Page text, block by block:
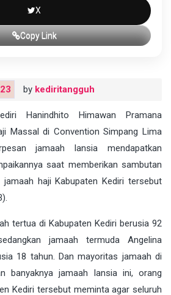
X
Copy Link
by kediritangguh
Hanindhito Himawan Pramana
Massal di Convention Simpang Lima
jamaah lansia mendapatkan
saat memberikan sambutan
haji Kabupaten Kediri tersebut
tertua di Kabupaten Kediri berusia 92
jamaah termuda Angelina
18 tahun. Dan mayoritas jamaah di
banyaknya jamaah lansia ini, orang
Kediri tersebut meminta agar seluruh